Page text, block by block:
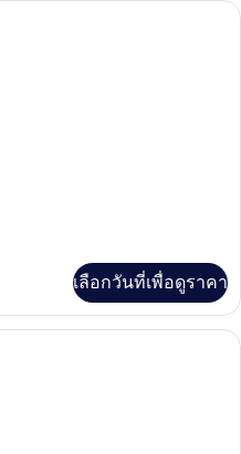
ห้องซูพีเรียดับเบิล, วิวทะเล | เครื่องน
เลือกวันที่เพื่อดูราคา
ห้องจูเนียร์สวีท, วิวสวน | เครื่องนอน